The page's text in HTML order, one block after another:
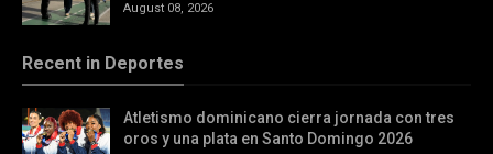
August 08, 2026
Recent in Deportes
Atletismo dominicano cierra jornada con tres
oros y una plata en Santo Domingo 2026